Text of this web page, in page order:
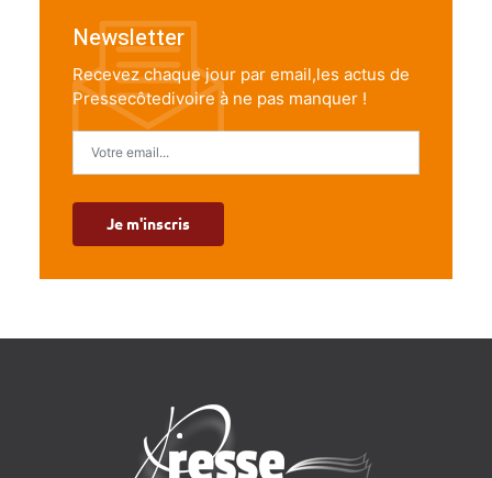
Newsletter
Recevez chaque jour par email,les actus de
Pressecôtedivoire à ne pas manquer !
Je m'inscris